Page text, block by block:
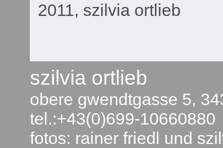
2011, szilvia ortlieb
szilvia ortlieb
obere gwendtgasse 5,
tel.:+43(0)699-10660880
fotos: rainer friedl und